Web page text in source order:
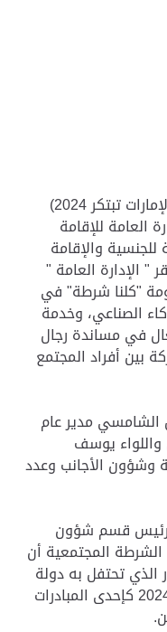
شاركت شرطة أبوظبي في معرض (الإمارات تبتكر 2024)
العامة للإقامة
والإقامة
الإدارة العامة "
"كلنا شرطة" في
الصناعي، وخدمة
في مساندة رجال
بين أفراد المجتمع
الشامسي مدير عام
يوسف
وشؤون الأجانب وعدد
رئيس قسم شؤون
المجتمعية أن
الذي تحتفل به دولة
الإمارات العربية المتحدة في فبراير 2024 كإحدى المبادرات